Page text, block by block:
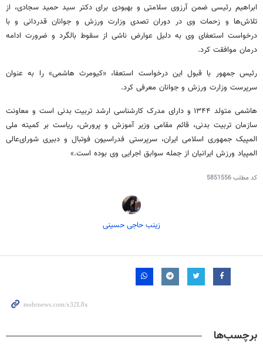
ابراهیم رئیسی ضمن آرزوی سلامتی و بهبودی برای دکتر سید حمید سجادی، از
تلاش‌ها و زحمات وی در دوران تصدی وزارت ورزش و جوانان قدردانی و با
درخواست استعفای وی به دلیل عوارض ناشی از سقوط بالگرد و ضرورت ادامه
درمان موافقت کرد.
رئیس جمهور با قبول این درخواست استعفا، «کیومرث هاشمی» را به عنوان
سرپرست وزارت ورزش و جوانان معرفی کرد.
هاشمی متولد ۱۳۴۴ و دارای مدرک کارشناسی ارشد تربیت بدنی است و معاونت
سازمان تربیت بدنی، قائم مقامی وزیر آموزش و پرورش، ریاست بر کمیته ملی
المپیک جمهوری اسلامی ایران، سرپرستی فدراسیون فوتبال و دبیری شورای‌عالی
المپیاد ورزش ایرانیان از جمله سوابق اجرایی وی بوده است.»
کد مطلب5851556
زینب حاجی حسینی
برچسب‌ها